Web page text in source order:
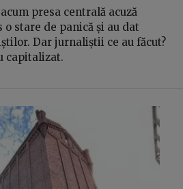
presa centrală acuză
stare de panică și au dat
Dar jurnaliștii ce au făcut?
capitalizat.